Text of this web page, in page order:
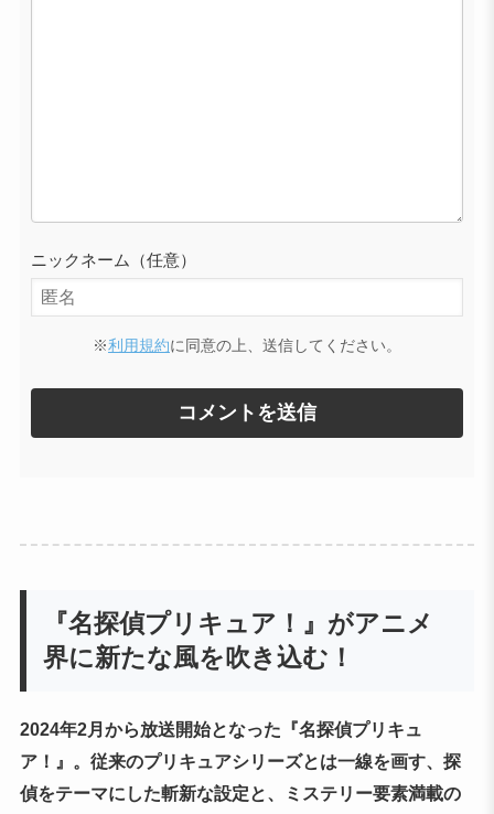
ニックネーム（任意）
※利用規約に同意の上、送信してください。
『名探偵プリキュア！』がアニメ
界に新たな風を吹き込む！
2024年2月から放送開始となった『名探偵プリキュ
ア！』。従来のプリキュアシリーズとは一線を画す、探
偵をテーマにした斬新な設定と、ミステリー要素満載の